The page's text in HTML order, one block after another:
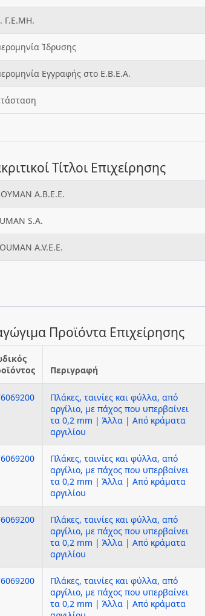
Γ.Ε.ΜΗ.
Ίδρυσης
Εγγραφής στο Ε.Β.Ε.Α.
Τίτλοι Επιχείρησης
Α.Β.Ε.Ε.
S.A.
A.V.E.E.
Προϊόντα Επιχείρησης
Περιγραφή
Πλάκες, ταινίες και φύλλα, από
αργίλιο, με πάχος που υπερβαίνει
τα 0,2 mm | Άλλα | Από κράματα
αργιλίου
Πλάκες, ταινίες και φύλλα, από
αργίλιο, με πάχος που υπερβαίνει
τα 0,2 mm | Άλλα | Από κράματα
αργιλίου
Πλάκες, ταινίες και φύλλα, από
αργίλιο, με πάχος που υπερβαίνει
τα 0,2 mm | Άλλα | Από κράματα
αργιλίου
Πλάκες, ταινίες και φύλλα, από
αργίλιο, με πάχος που υπερβαίνει
τα 0,2 mm | Άλλα | Από κράματα